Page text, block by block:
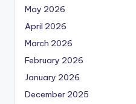
May 2026
April 2026
March 2026
February 2026
January 2026
December 2025